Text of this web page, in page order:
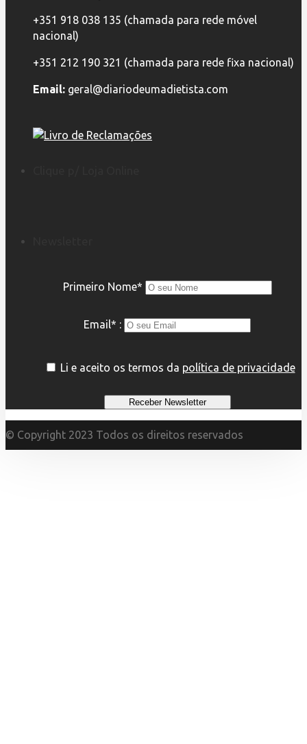
+351 918 038 135 (chamada para rede móvel
nacional)
+351 212 190 321 (chamada para rede fixa nacional)
Email: geral@diariodeumadietista.com
Primeiro Nome*
Email* :
Li e aceito os termos da política de privacidade
© Copyright 2023 Todos os direitos reservados